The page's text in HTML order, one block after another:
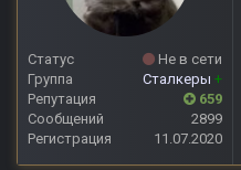
Статус
Не в сети
Группа
Сталкеры +
Репутация
659
Сообщений
2899
Регистрация
11.07.2020